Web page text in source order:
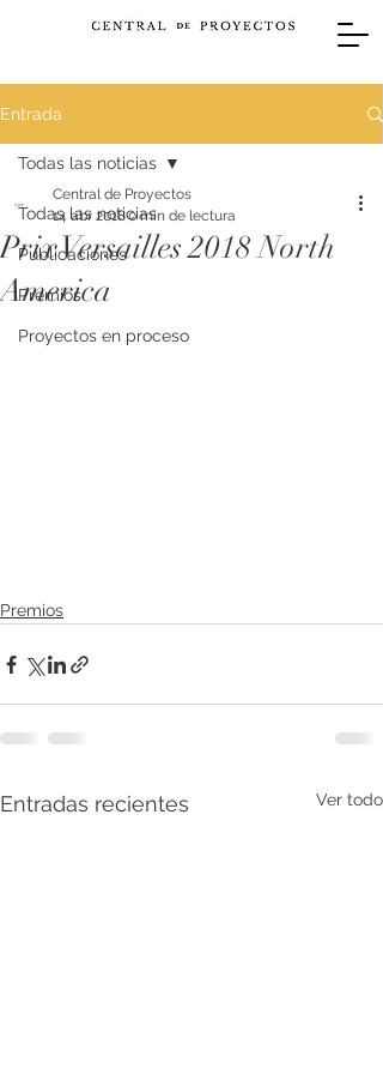
Entrada
Todas las noticias
Publicaciones
Premios
Proyectos en proceso
Todas las noticias
Prix Versailles 2018 North
America
Central de Proyectos
14 abr 20180 min de lectura
Premios
Entradas recientes Ver todo